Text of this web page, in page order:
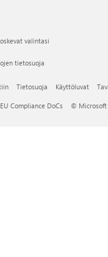
valintasi
tietosuoja
Tietosuoja Käyttöluvat
EU Compliance DoCs © Microsoft